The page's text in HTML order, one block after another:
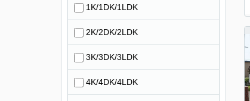
1K/1DK/1LDK
2K/2DK/2LDK
3K/3DK/3LDK
4K/4DK/4LDK